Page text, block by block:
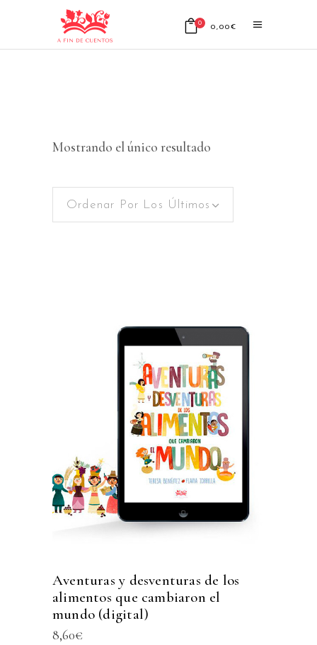
0 0,00€
Mostrando el único resultado
Ordenar Por Los Últimos
Aventuras y desventuras de los
alimentos que cambiaron el
mundo (digital)
8,60€